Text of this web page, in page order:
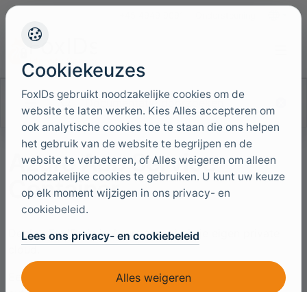
Documentatie doorzoeken
Azure App Service
Container
Deploy FoxIDs in je Azure tenant als je eigen private
Een FoxIDs installatie is zelfstandig, heeft weinig
Cookiekeuzes
FoxIDs gebruikt noodzakelijke cookies om de
website te laten werken. Kies Alles accepteren om
ook analytische cookies toe te staan die ons helpen
het gebruik van de website te begrijpen en de
website te verbeteren, of Alles weigeren om alleen
noodzakelijke cookies te gebruiken. U kunt uw keuze
op elk moment wijzigen in ons privacy- en
cookiebeleid.
Lees ons privacy- en cookiebeleid
Alles weigeren